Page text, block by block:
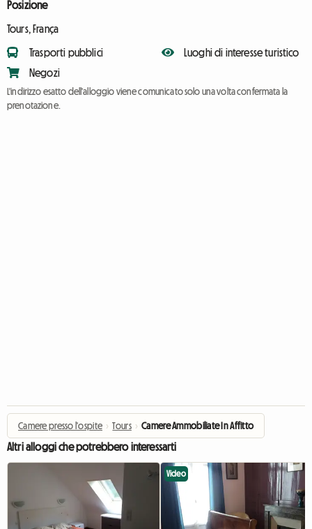
Posizione
Tours, França
Trasporti pubblici
Negozi
Luoghi di interesse turistico
L'indirizzo esatto dell'alloggio viene comunicato solo una volta confermata la
prenotazione.
Camere presso l'ospite › Tours › Camere Ammobiliate In Affitto
Altri alloggi che potrebbero interessarti
Video